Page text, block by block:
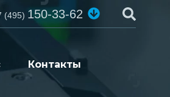
Контакты
(495)150-33-62